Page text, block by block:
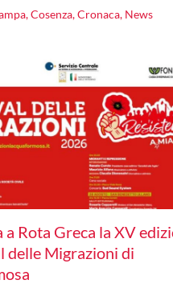
,Cosenza,Cronaca, News
a Rota Greca la XV
delle Migrazioni di